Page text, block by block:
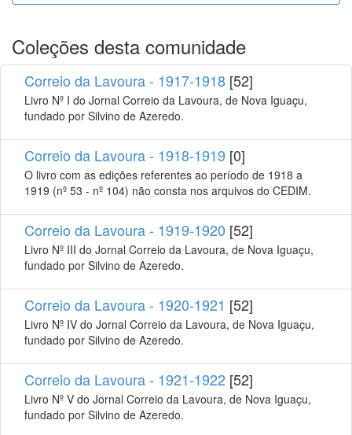
Coleções desta comunidade
Correio da Lavoura - 1917-1918 [52]
Livro Nº I do Jornal Correio da Lavoura, de Nova Iguaçu,
fundado por Silvino de Azeredo.
Correio da Lavoura - 1918-1919 [0]
O livro com as edições referentes ao período de 1918 a
1919 (nº 53 - nº 104) não consta nos arquivos do CEDIM.
Correio da Lavoura - 1919-1920 [52]
Livro Nº III do Jornal Correio da Lavoura, de Nova Iguaçu,
fundado por Silvino de Azeredo.
Correio da Lavoura - 1920-1921 [52]
Livro Nº IV do Jornal Correio da Lavoura, de Nova Iguaçu,
fundado por Silvino de Azeredo.
Correio da Lavoura - 1921-1922 [52]
Livro Nº V do Jornal Correio da Lavoura, de Nova Iguaçu,
fundado por Silvino de Azeredo.